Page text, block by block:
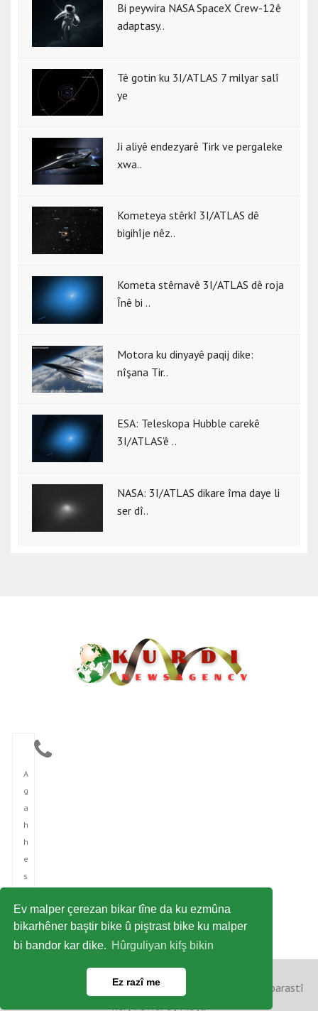
Ev malper çerezan bikar tîne da ku ezmûna
bikarhêner baştir bike û piştrast bike ku malper
bi bandor kar dike. Hûrguliyan kifş bikin
Ez razî me
Bi peywira NASA SpaceX Crew-12ê
adaptasy..
Tê gotin ku 3I/ATLAS 7 milyar salî
ye
Ji aliyê endezyarê Tirk ve pergaleke
xwa..
Kometeya stêrkî 3I/ATLAS dê
bigihîje nêz..
Kometa stêrnavê 3I/ATLAS dê roja
Înê bi ..
Motora ku dinyayê paqij dike:
nîşana Tir..
ESA: Teleskopa Hubble carekê
3I/ATLAS’ê ..
NASA: 3I/ATLAS dikare îma daye li
ser dî..
A
g
a
h
h
e
s
n
î
Copyright © 2023 Ajansa Nûçeyan a Kurdi. Hemû maf parastî